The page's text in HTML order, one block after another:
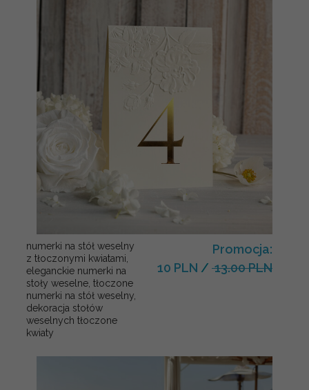
numerki na stół weselny
z tłoczonymi kwiatami,
eleganckie numerki na
stoły weselne, tłoczone
numerki na stół weselny,
dekoracja stołów
weselnych tłoczone
kwiaty
Promocja:
10 PLN / 13.00 PLN